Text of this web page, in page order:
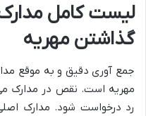
لیست کامل
گذاشتن مهریه
جمع آوری دقیق و به موقع
مهریه است. نقص در مدارک می
رد درخواست شود. مدارک